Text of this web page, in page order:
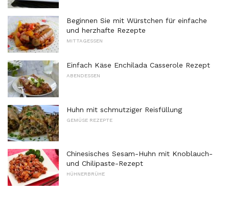
Beginnen Sie mit Würstchen für einfache
und herzhafte Rezepte
MITTAGESSEN
Einfach Käse Enchilada Casserole Rezept
ABENDESSEN
Huhn mit schmutziger Reisfüllung
GEMÜSE REZEPTE
Chinesisches Sesam-Huhn mit Knoblauch-
und Chilipaste-Rezept
HÜHNERBRÜHE